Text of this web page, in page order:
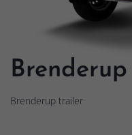
Brenderup trailer